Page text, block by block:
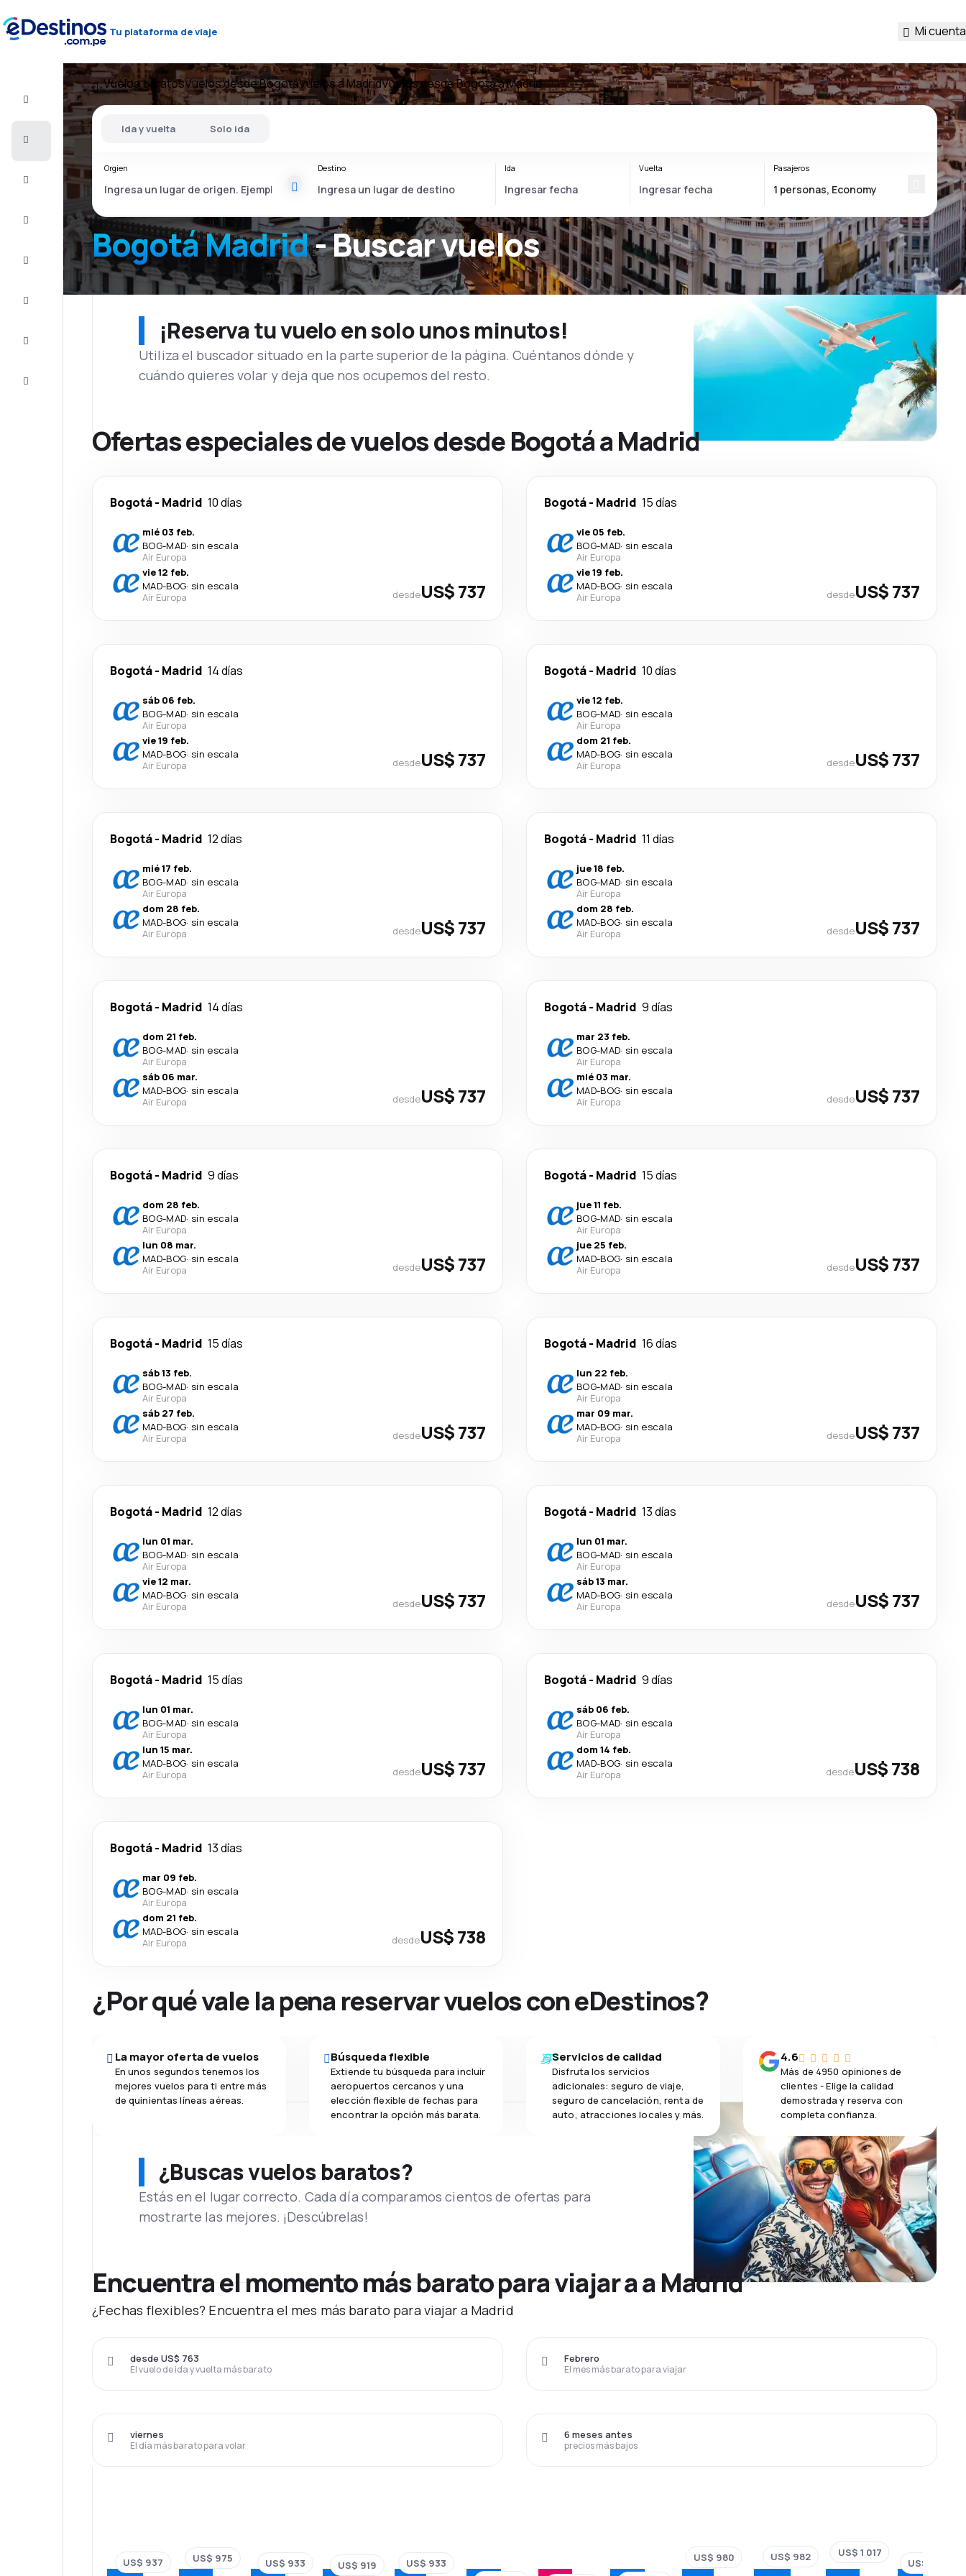
Tu plataforma de viaje Mi cuenta
Vuelo+Hotel
Alojamientos
Completa
Vuelos baratosVuelos desde BogotáVuelos a MadridVuelos desde Bogotá a Madrid
Bogotá Madrid- Buscar vuelos
Ida y vuelta Solo ida
Orgien Destino Ida Vuelta Pasajeros
¡Reserva tu vuelo en solo unos minutos!
Utiliza el buscador situado en la parte superior de la página. Cuéntanos dónde y
cuándo quieres volar y deja que nos ocupemos del resto.
Ofertas especiales de vuelos desde Bogotá a Madrid
Bogotá- Madrid 10 días
mié 03 feb.
BOG-MAD· sin escala
Air Europa
vie 12 feb.
MAD-BOG· sin escala
Air Europa
desdeUS$ 737
Bogotá- Madrid 15 días
vie 05 feb.
BOG-MAD· sin escala
Air Europa
vie 19 feb.
MAD-BOG· sin escala
Air Europa
desdeUS$ 737
Bogotá- Madrid 14 días
sáb 06 feb.
BOG-MAD· sin escala
Air Europa
vie 19 feb.
MAD-BOG· sin escala
Air Europa
desdeUS$ 737
Bogotá- Madrid 10 días
vie 12 feb.
BOG-MAD· sin escala
Air Europa
dom 21 feb.
MAD-BOG· sin escala
Air Europa
desdeUS$ 737
Bogotá- Madrid 12 días
mié 17 feb.
BOG-MAD· sin escala
Air Europa
dom 28 feb.
MAD-BOG· sin escala
Air Europa
desdeUS$ 737
Bogotá- Madrid 11 días
jue 18 feb.
BOG-MAD· sin escala
Air Europa
dom 28 feb.
MAD-BOG· sin escala
Air Europa
desdeUS$ 737
Bogotá- Madrid 14 días
dom 21 feb.
BOG-MAD· sin escala
Air Europa
sáb 06 mar.
MAD-BOG· sin escala
Air Europa
desdeUS$ 737
Bogotá- Madrid 9 días
mar 23 feb.
BOG-MAD· sin escala
Air Europa
mié 03 mar.
MAD-BOG· sin escala
Air Europa
desdeUS$ 737
Bogotá- Madrid 9 días
dom 28 feb.
BOG-MAD· sin escala
Air Europa
lun 08 mar.
MAD-BOG· sin escala
Air Europa
desdeUS$ 737
Bogotá- Madrid 15 días
jue 11 feb.
BOG-MAD· sin escala
Air Europa
jue 25 feb.
MAD-BOG· sin escala
Air Europa
desdeUS$ 737
Bogotá- Madrid 15 días
sáb 13 feb.
BOG-MAD· sin escala
Air Europa
sáb 27 feb.
MAD-BOG· sin escala
Air Europa
desdeUS$ 737
Bogotá- Madrid 16 días
lun 22 feb.
BOG-MAD· sin escala
Air Europa
mar 09 mar.
MAD-BOG· sin escala
Air Europa
desdeUS$ 737
Bogotá- Madrid 12 días
lun 01 mar.
BOG-MAD· sin escala
Air Europa
vie 12 mar.
MAD-BOG· sin escala
Air Europa
desdeUS$ 737
Bogotá- Madrid 13 días
lun 01 mar.
BOG-MAD· sin escala
Air Europa
sáb 13 mar.
MAD-BOG· sin escala
Air Europa
desdeUS$ 737
Bogotá- Madrid 15 días
lun 01 mar.
BOG-MAD· sin escala
Air Europa
lun 15 mar.
MAD-BOG· sin escala
Air Europa
desdeUS$ 737
Bogotá- Madrid 9 días
sáb 06 feb.
BOG-MAD· sin escala
Air Europa
dom 14 feb.
MAD-BOG· sin escala
Air Europa
desdeUS$ 738
Bogotá- Madrid 13 días
mar 09 feb.
BOG-MAD· sin escala
Air Europa
dom 21 feb.
MAD-BOG· sin escala
Air Europa
desdeUS$ 738
¿Por qué vale la pena reservar vuelos con eDestinos?
La mayor oferta de vuelos
En unos segundos tenemos los
mejores vuelos para ti entre más
de quinientas líneas aéreas.
Búsqueda flexible
Extiende tu búsqueda para incluir
aeropuertos cercanos y una
elección flexible de fechas para
encontrar la opción más barata.
Servicios de calidad
Disfruta los servicios
adicionales: seguro de viaje,
seguro de cancelación, renta de
auto, atracciones locales y más.
4.6
Más de 4950 opiniones de
clientes - Elige la calidad
demostrada y reserva con
completa confianza.
¿Buscas vuelos baratos?
Estás en el lugar correcto. Cada día comparamos cientos de ofertas para
mostrarte las mejores. ¡Descúbrelas!
Encuentra el momento más barato para viajar a a Madrid
¿Fechas flexibles? Encuentra el mes más barato para viajar a Madrid
El vuelo de ida y vuelta más barato
desde US$ 763
El mes más barato para viajar
Febrero
El día más barato para volar
viernes
precios más bajos
6 meses antes
US$ 937 US$ 975 US$ 933 US$ 919
US$ 933
US$ 980 US$ 982
US$ 1 017
US$ 932